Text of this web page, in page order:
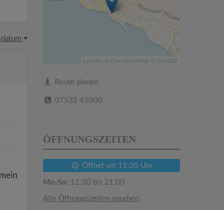
Leaflet OpenStreetMap CartoDB
Route planen
07532 45000
ÖFFNUNGSZEITEN
Öffnet um 11:30 Uhr
Mo-So: 11:30 bis 21:00
Alle Öffnungszeiten ansehen